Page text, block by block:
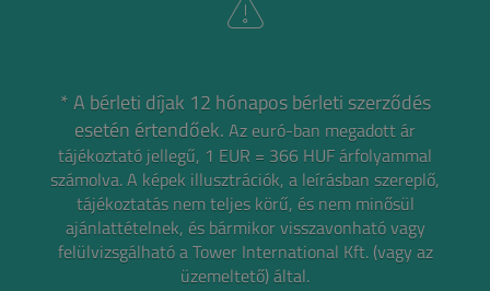
* A bérleti díjak 12 hónapos bérleti szerződés
esetén értendőek. Az euró-ban megadott ár
tájékoztató jellegű, 1 EUR = 366 HUF árfolyammal
számolva.A képek illusztrációk, a leírásban szereplő,
tájékoztatás nem teljes körű, és nem minősül
ajánlattételnek, és bármikor visszavonható vagy
felülvizsgálható a Tower International Kft. (vagy az
üzemeltető) által.